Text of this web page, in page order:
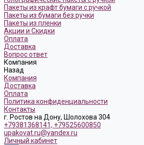
Пакеты из крафт бумаги с ручкой
Пакеты из бумаги без ручки
Пакеты из пленки
Акции и Скидки
Оплата
Доставка
Вопрос ответ
Компания
Назад
Компания
Доставка
Оплата
Политика конфиденциальности
Контакты
г. Ростов на Дону, Шолохова 304
+79381368141, +79525600850
upakovat.ru@yandex.ru
Личный кабинет